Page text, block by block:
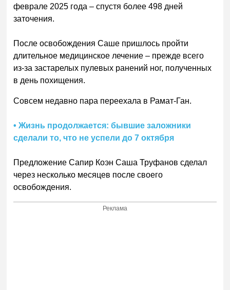
феврале 2025 года – спустя более 498 дней
заточения.
После освобождения Саше пришлось пройти
длительное медицинское лечение – прежде всего
из-за застарелых пулевых ранений ног, полученных
в день похищения.
Совсем недавно пара переехала в Рамат-Ган.
• Жизнь продолжается: бывшие заложники
сделали то, что не успели до 7 октября
Предложение Сапир Коэн Саша Труфанов сделал
через несколько месяцев после своего
освобождения.
Реклама